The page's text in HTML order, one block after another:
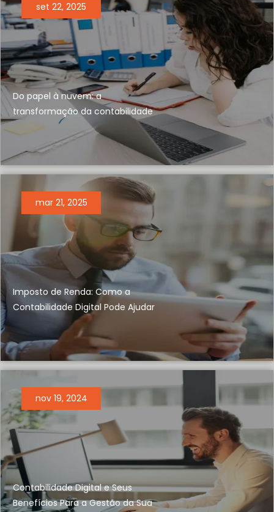
set 22, 2025
Do papel à nuvem: a
transformação da contabilidade
mar 21, 2025
Imposto de Renda: Como a
Contabilidade Digital Pode Ajudar
nov 19, 2024
Contabilidade Digital e Seus
Benefícios Para a Gestão da Sua